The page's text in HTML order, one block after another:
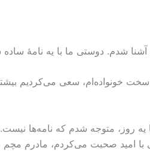
خونواده‌ام، سعی می‌کردیم
روز، متوجه شدم که نامه‌ها
با امید صحبت می‌کردم، مادرم